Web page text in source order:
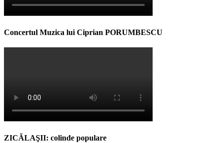
Concertul Muzica lui Ciprian PORUMBESCU
ZICĂLAŞII: colinde populare